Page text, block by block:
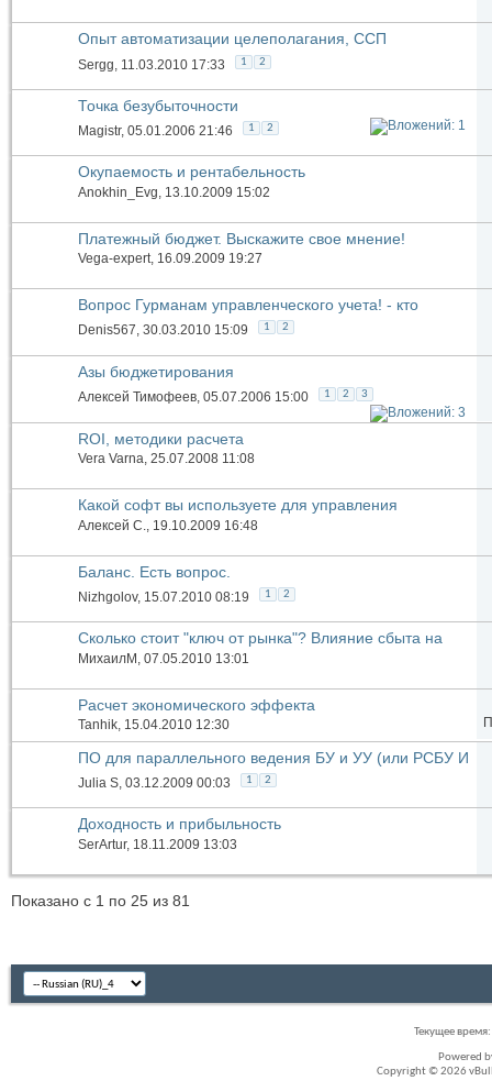
Опыт автоматизации целеполагания, ССП
Sergg , 11.03.2010 17:33 1 2
Точка безубыточности
Magistr, 05.01.2006 21:46 1 2
Окупаемость и рентабельность
Anokhin_Evg , 13.10.2009 15:02
Платежный бюджет. Выскажите свое мнение!
Vega-expert, 16.09.2009 19:27
Вопрос Гурманам управленческого учета! - кто
планирует затраты за окторые не отвечает
Denis567, 30.03.2010 15:09 1 2
Азы бюджетирования
Алексей Тимофеев, 05.07.2006 15:00 1 2 3
ROI, методики расчета
Vera Varna, 25.07.2008 11:08
Какой софт вы используете для управления
задачами?
Алексей С. , 19.10.2009 16:48
Баланс. Есть вопрос.
Nizhgolov, 15.07.2010 08:19 1 2
Сколько стоит "ключ от рынка"? Влияние сбыта на
акционерную стоимость.
МихаилМ , 07.05.2010 13:01
Расчет экономического эффекта
Tanhik, 15.04.2010 12:30
ПО для параллельного ведения БУ и УУ (или РСБУ И
МСФО)
Julia S, 03.12.2009 00:03 1 2
Доходность и прибыльность
SerArtur, 18.11.2009 13:03
Показано с 1 по 25 из 81
Текущее время:
Powered
Copyright © 2026